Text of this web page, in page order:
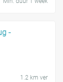
-
1.2 km ver